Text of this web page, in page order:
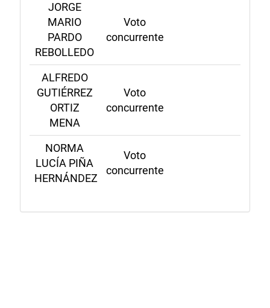
JORGE
MARIO
PARDO
REBOLLEDO
Voto
concurrente
ALFREDO
GUTIÉRREZ
ORTIZ
MENA
Voto
concurrente
NORMA
LUCÍA PIÑA
HERNÁNDEZ
Voto
concurrente